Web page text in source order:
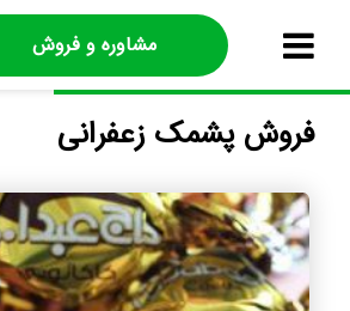
مشاوره و فروش
فروش پشمک زعفرانی